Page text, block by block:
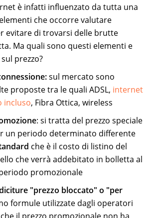
è infatti influenzato da tutta una
che occorre valutare
evitare di trovarsi delle brutte
Ma quali sono questi elementi e
prezzo?
sul mercato sono
proposte tra le quali ADSL, internet
incluso, Fibra Ottica, wireless
: si tratta del prezzo speciale
un periodo determinato differente
che è il costo di listino del
che verrà addebitato in bolletta al
promozionale
"prezzo bloccato" o "per
formule utilizzate dagli operatori